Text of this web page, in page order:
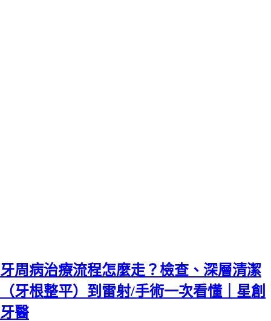
牙周病治療流程怎麼走？檢查、深層清潔
（牙根整平）到雷射/手術一次看懂｜星創
牙醫